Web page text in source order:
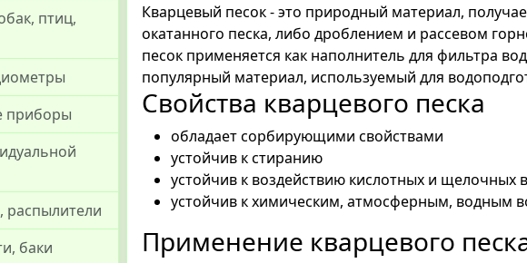
птиц,
приборы
распылители
баки
Кварцевый песок - это природный материал,
окатанного песка, либо дроблением и рассевом
песок применяется как наполнитель для фильтра
популярный материал, используемый для
Свойства кварцевого песка
обладает сорбирующими свойствами
устойчив к стиранию
устойчив к воздействию кислотных и щелочных
устойчив к химическим, атмосферным, водным
Применение кварцевого